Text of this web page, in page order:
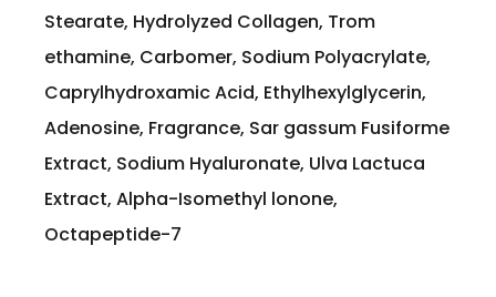
Stearate, Hydrolyzed Collagen, Trom
ethamine, Carbomer, Sodium Polyacrylate,
Caprylhydroxamic Acid, Ethylhexylglycerin,
Adenosine, Fragrance, Sar gassum Fusiforme
Extract, Sodium Hyaluronate, Ulva Lactuca
Extract, Alpha-Isomethyl lonone,
Octapeptide-7